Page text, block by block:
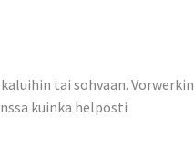
tai sohvaan. Vorwerkin
kuinka helposti